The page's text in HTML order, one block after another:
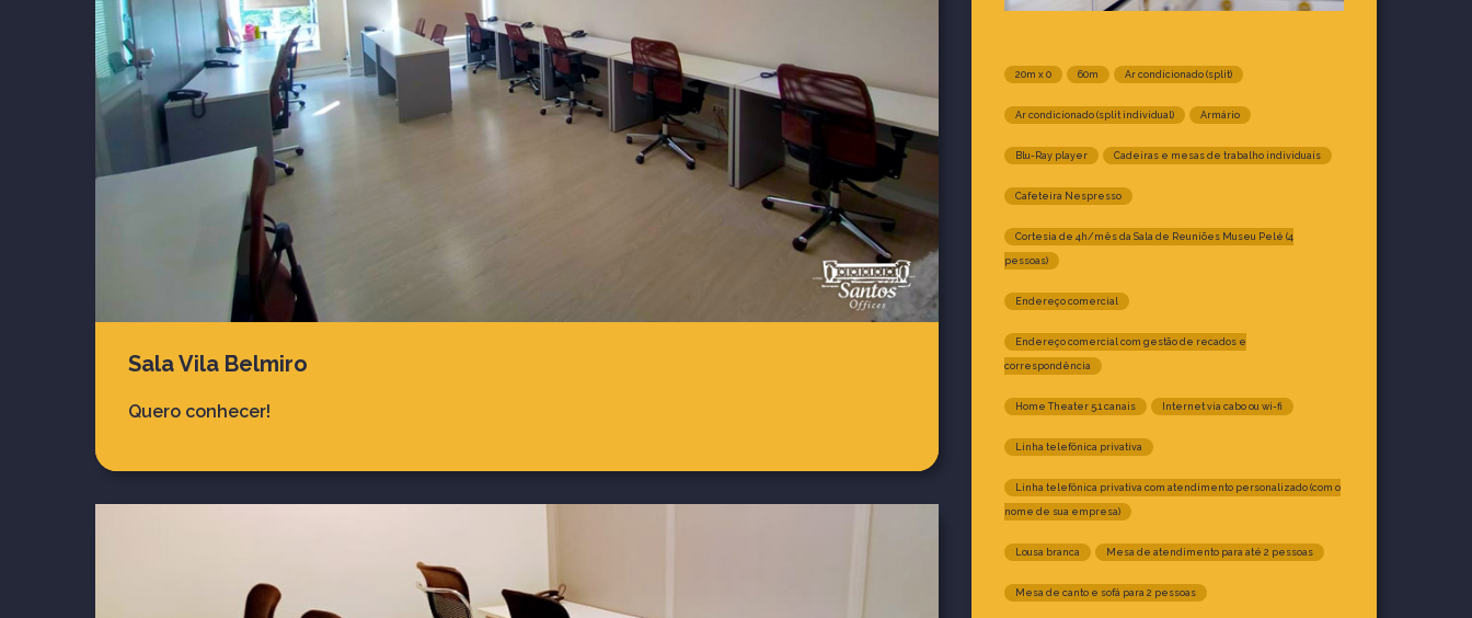
Sala Vila Belmiro
Quero conhecer!
20m x 0 60m Ar condicionado (split)
Ar condicionado (split individual) Armário
Blu-Ray player Cadeiras e mesas de trabalho individuais
Cafeteira Nespresso
Cortesia de 4h/mês da Sala de Reuniões Museu Pelé (4
pessoas)
Endereço comercial
Endereço comercial com gestão de recados e
correspondência
Home Theater 5.1 canais Internet via cabo ou wi-fi
Linha telefônica privativa
Linha telefônica privativa com atendimento personalizado (com o
nome de sua empresa)
Lousa branca Mesa de atendimento para até 2 pessoas
Mesa de canto e sofá para 2 pessoas